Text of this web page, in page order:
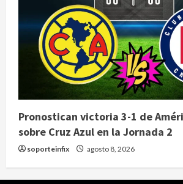
Pronostican victoria 3-1 de
sobre Cruz Azul en la Jornada 2
soporteinfix agosto 8, 2026